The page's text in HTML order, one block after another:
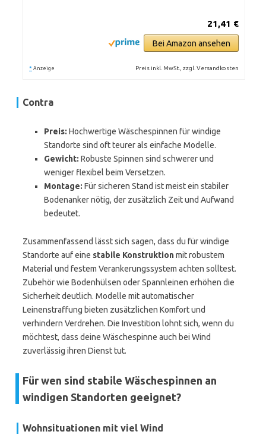
21,41 €
Bei Amazon ansehen
* Anzeige Preis inkl. MwSt., zzgl. Versandkosten
Contra
Preis: Hochwertige Wäschespinnen für windige
Standorte sind oft teurer als einfache Modelle.
Gewicht: Robuste Spinnen sind schwerer und
weniger flexibel beim Versetzen.
Montage: Für sicheren Stand ist meist ein stabiler
Bodenanker nötig, der zusätzlich Zeit und Aufwand
bedeutet.
Zusammenfassend lässt sich sagen, dass du für windige
Standorte auf eine stabile Konstruktionmit robustem
Material und festem Verankerungssystem achten solltest.
Zubehör wie Bodenhülsen oder Spannleinen erhöhen die
Sicherheit deutlich. Modelle mit automatischer
Leinenstraffung bieten zusätzlichen Komfort und
verhindern Verdrehen. Die Investition lohnt sich, wenn du
möchtest, dass deine Wäschespinne auch bei Wind
zuverlässig ihren Dienst tut.
Für wen sind stabile Wäschespinnen an
windigen Standorten geeignet?
Wohnsituationen mit viel Wind